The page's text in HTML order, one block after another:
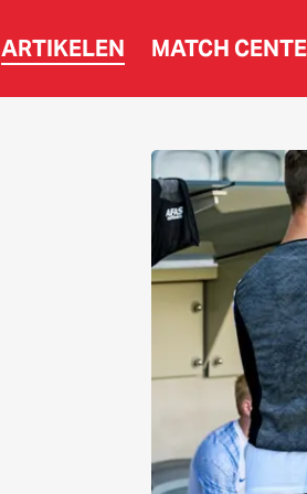
ARTIKELEN MATCH